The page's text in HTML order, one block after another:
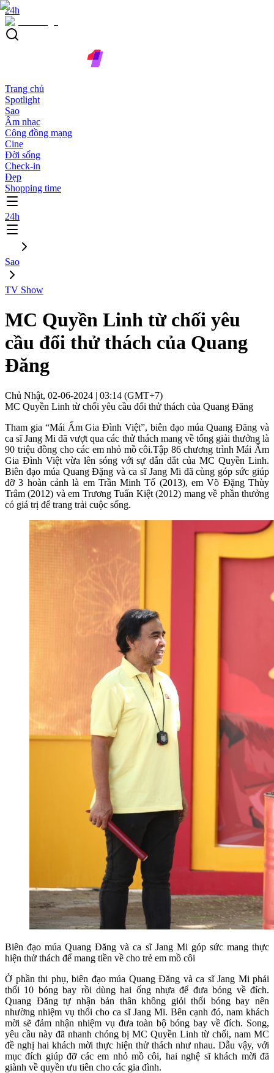
24h
Trang chủ
Spotlight
Sao
Âm nhạc
Cộng đồng mạng
Cine
Đời sống
Check-in
Đẹp
Shopping time
24h
Sao
TV Show
MC Quyền Linh từ chối yêu
cầu đổi thử thách của Quang
Đăng
Chủ Nhật, 02-06-2024 | 03:14 (GMT+7)
MC Quyền Linh từ chối yêu cầu đổi thử thách của Quang Đăng
Tham gia “Mái Ấm Gia Đình Việt”, biên đạo múa Quang Đăng và
ca sĩ Jang Mi đã vượt qua các thử thách mang về tổng giải thưởng là
90 triệu đồng cho các em nhỏ mồ côi.Tập 86 chương trình Mái Ấm
Gia Đình Việt vừa lên sóng với sự dẫn dắt của MC Quyền Linh.
Biên đạo múa Quang Đặng và ca sĩ Jang Mi đã cùng góp sức giúp
đỡ 3 hoàn cảnh là em Trần Minh Tố (2013), em Võ Đặng Thùy
Trâm (2012) và em Trương Tuấn Kiệt (2012) mang về phần thưởng
có giá trị để trang trải cuộc sống.
Biên đạo múa Quang Đăng và ca sĩ Jang Mi góp sức mang thực
hiện thử thách để mang tiền về cho trẻ em mồ côi
Ở phần thi phụ, biên đạo múa Quang Đăng và ca sĩ Jang Mi phải
thổi 10 bóng bay rồi dùng hai ống nhựa để đưa bóng về đích.
Quang Đăng tự nhận bản thân không giỏi thổi bóng bay nên
nhường nhiệm vụ thổi cho ca sĩ Jang Mi. Bên cạnh đó, nam khách
mời sẽ đảm nhận nhiệm vụ đưa toàn bộ bóng bay về đích. Song,
yêu cầu này đã nhanh chóng bị MC Quyền Linh từ chối, nam MC
đề nghị hai khách mời thực hiện thử thách như nhau. Dẫu vậy, với
mục đích giúp đỡ các em nhỏ mồ côi, hai nghệ sĩ khách mời đã
giành về quyền ưu tiên cho các gia đình.